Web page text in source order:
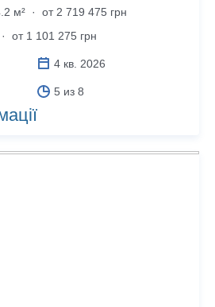
м² ·
от 2 719 475 грн
· от 1 101 275 грн
4 кв. 2026
5 из 8